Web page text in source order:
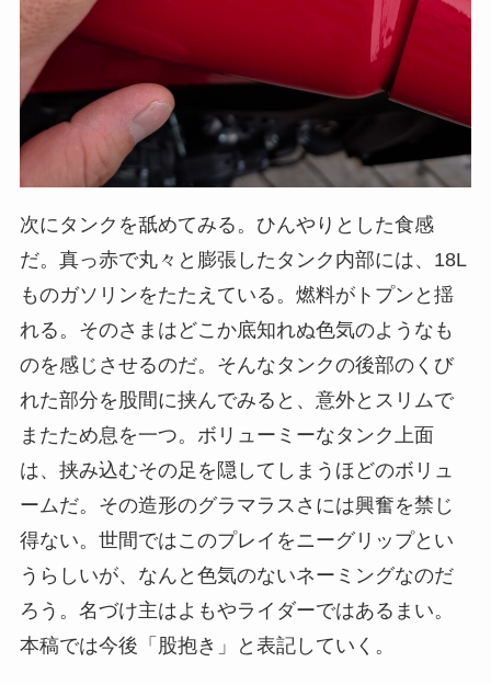
次にタンクを舐めてみる。ひんやりとした食感
だ。真っ赤で丸々と膨張したタンク内部には、18L
ものガソリンをたたえている。燃料がトプンと揺
れる。そのさまはどこか底知れぬ色気のようなも
のを感じさせるのだ。そんなタンクの後部のくび
れた部分を股間に挟んでみると、意外とスリムで
またため息を一つ。ボリューミーなタンク上面
は、挟み込むその足を隠してしまうほどのボリュ
ームだ。その造形のグラマラスさには興奮を禁じ
得ない。世間ではこのプレイをニーグリップとい
うらしいが、なんと色気のないネーミングなのだ
ろう。名づけ主はよもやライダーではあるまい。
本稿では今後「股抱き」と表記していく。